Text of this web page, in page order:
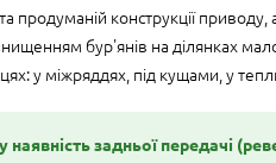
конструкції приводу,
бур'янів на ділянках
у міжряддях, під кущами, у
наявність задньої передачі